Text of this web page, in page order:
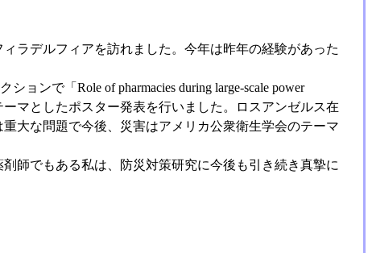
ラデルフィアを訪れました。今年は昨年の経験があった
ョンで「Role of pharmacies during large-scale power
マとしたポスター発表を行いました。ロスアンゼルス在
大な問題で今後、災害はアメリカ公衆衛生学会のテーマ
師でもある私は、防災対策研究に今後も引き続き真摯に